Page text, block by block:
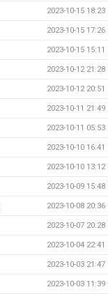
2023-10-15 18:23
2023-10-15 17:26
2023-10-15 15:11
2023-10-12 21:28
2023-10-12 20:51
2023-10-11 21:49
2023-10-11 05:53
2023-10-10 16:41
2023-10-10 13:12
2023-10-09 15:48
2023-10-08 20:36
2023-10-07 20:28
2023-10-04 22:41
2023-10-03 21:47
2023-10-03 11:39